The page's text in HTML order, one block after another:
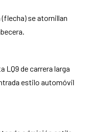
se atornillan
LQ9 de carrera larga
estilo automóvil